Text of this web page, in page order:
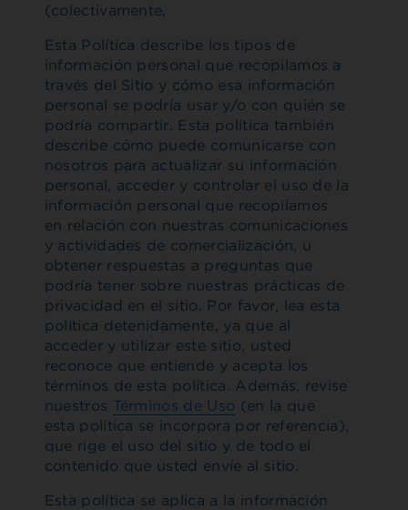
(colectivamente,
Esta Política describe los tipos de
información personal que recopilamos a
través del Sitio y cómo esa información
personal se podría usar y/o con quién se
podría compartir. Esta política también
describe cómo puede comunicarse con
nosotros para actualizar su información
personal, acceder y controlar el uso de la
información personal que recopilamos
en relación con nuestras comunicaciones
y actividades de comercialización, u
obtener respuestas a preguntas que
podría tener sobre nuestras prácticas de
privacidad en el sitio. Por favor, lea esta
política detenidamente, ya que al
acceder y utilizar este sitio, usted
reconoce que entiende y acepta los
términos de esta política. Además, revise
nuestros Términos de Uso (en la que
esta política se incorpora por referencia),
que rige el uso del sitio y de todo el
contenido que usted envíe al sitio.
Esta política se aplica a la información